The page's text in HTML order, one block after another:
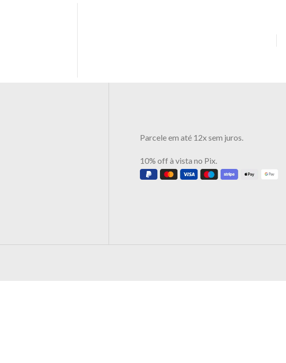
Parcele em até 12x sem juros.
10% off à vista no Pix.